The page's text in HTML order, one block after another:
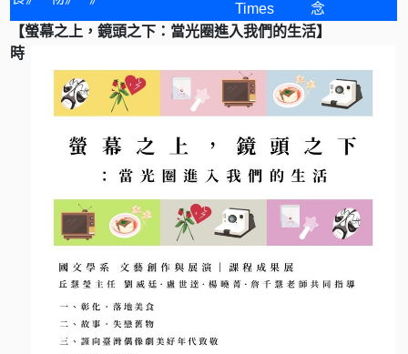
Times
念
【螢幕之上，鏡頭之下：當光圈進入我們的生活】
時